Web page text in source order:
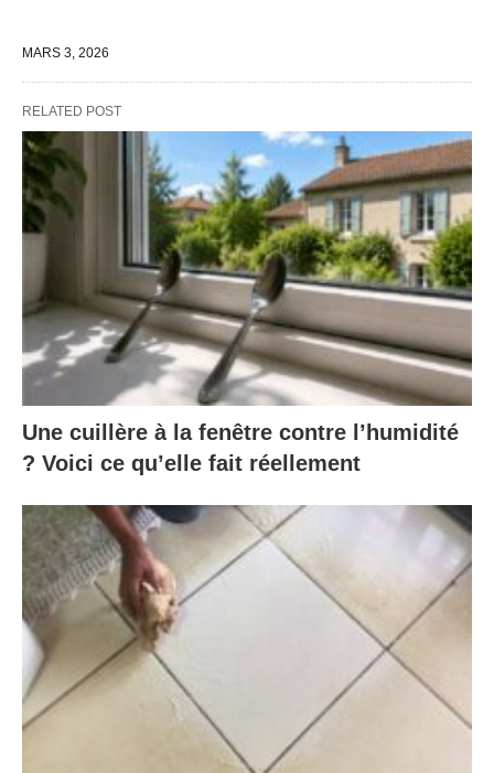
MARS 3, 2026
RELATED POST
Une cuillère à la fenêtre contre l’humidité
? Voici ce qu’elle fait réellement